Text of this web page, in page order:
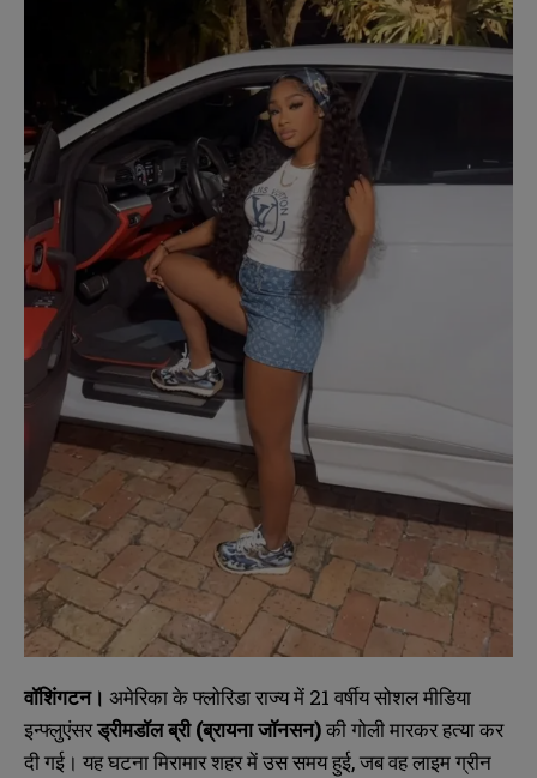
वॉशिंगटन। अमेरिका के फ्लोरिडा राज्य में 21 वर्षीय सोशल मीडिया
इन्फ्लुएंसरड्रीमडॉल ब्री (ब्रायना जॉनसन)की गोली मारकर हत्या कर
दी गई। यह घटना मिरामार शहर में उस समय हुई, जब वह लाइम ग्रीन